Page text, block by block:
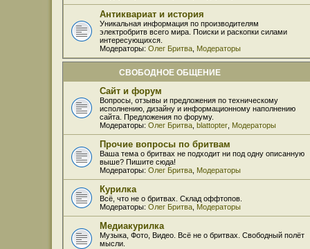
Антиквариат и история
Уникальная информация по производителям
электробритв всего мира. Поиски и раскопки силами
интересующихся.
Модераторы: Олег Бритва Модераторы
СВОБОДНОЕ ОБЩЕНИЕ
Сайт и форум
Вопросы, отзывы и предложения по техническому
исполнению, дизайну и информационному наполнению
сайта. Предложения по форуму.
Модераторы: Олег Бритва blattopter Модераторы
Прочие вопросы по бритвам
Ваша тема о бритвах не подходит ни под одну описанную
выше? Пишите сюда!
Модераторы: Олег Бритва Модераторы
Курилка
Всё, что не о бритвах. Склад оффтопов.
Модераторы: Олег Бритва Модераторы
Медиакурилка
Музыка, Фото, Видео. Всё не о бритвах. Свободный полёт
мысли.